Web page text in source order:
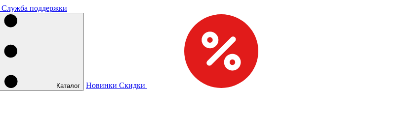
Служба поддержки
Каталог Новинки Скидки